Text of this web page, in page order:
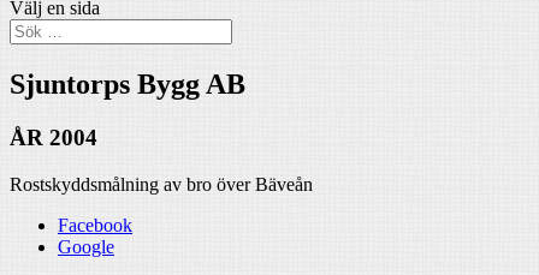
Välj en sida
Sjuntorps Bygg AB
ÅR 2004
Rostskyddsmålning av bro över Bäveån
Facebook
Google